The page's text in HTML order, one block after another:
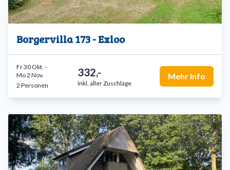
Borgervilla 173 - Exloo
332,-
Inkl. aller Zuschläge
Fr 30 Okt. -
Mo 2 Nov.
2 Personen
Mehr Info